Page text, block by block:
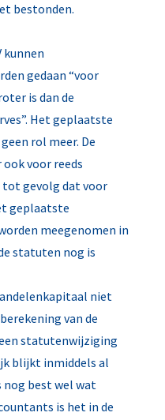
bestonden.
kunnen
gedaan “voor
is dan de
Het geplaatste
rol meer. De
voor reeds
tot gevolg dat voor
geplaatste
meegenomen in
statuten nog is
niet
van de
statutenwijziging
blijkt inmiddels al
best wel wat
is het in de